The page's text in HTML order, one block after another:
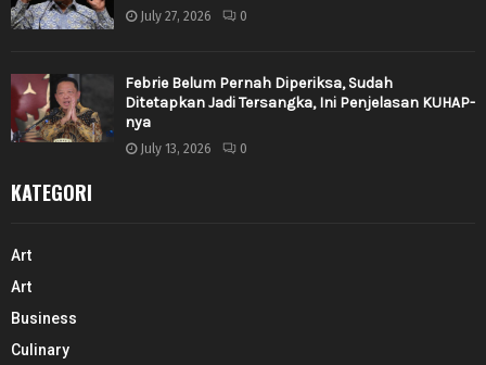
July 27, 2026 0
Febrie Belum Pernah Diperiksa, Sudah
Ditetapkan Jadi Tersangka, Ini Penjelasan KUHAP-
nya
July 13, 2026 0
KATEGORI
Art
Art
Business
Culinary